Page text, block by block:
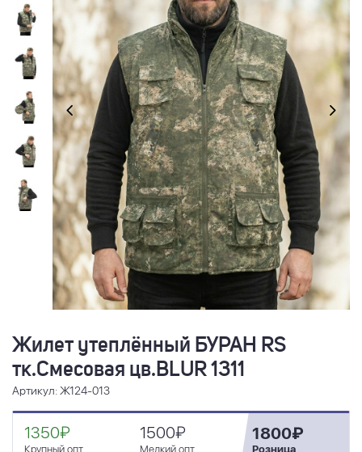
Жилет утеплённый БУРАН RS
тк.Смесовая цв.BLUR 1311
Артикул: Ж124-013
1350₽
Крупный опт
1500₽
Мелкий опт
1800₽
Розница